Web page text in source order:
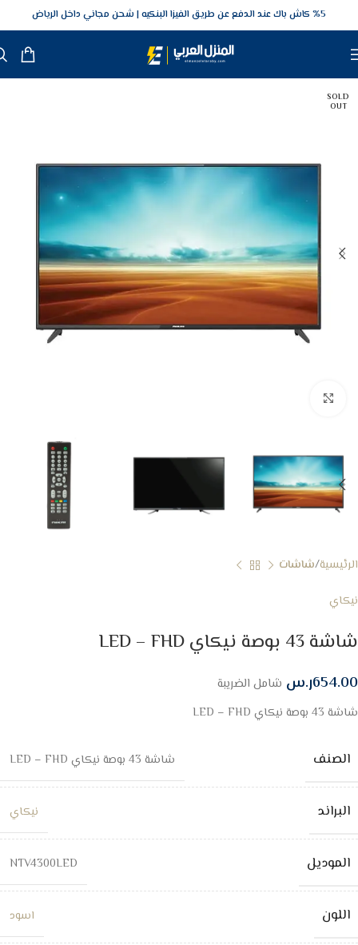
5‎% كاش باك عند الدفع عن طريق الفيزا البنكيه شحن مجاني داخل الرياض
SOLD
OUT
الرئيسية شاشات
نيكاي
شاشة 43 بوصة نيكاي LED – FHD
654.00ر.س شامل الضريبة
شاشة 43 بوصة نيكاي LED – FHD
الصنف شاشة 43 بوصة نيكاي LED – FHD
البراند نيكاي
الموديل NTV4300LED
اللون اسود